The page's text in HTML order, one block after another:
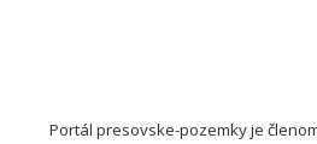
Portál presovske-pozemky je